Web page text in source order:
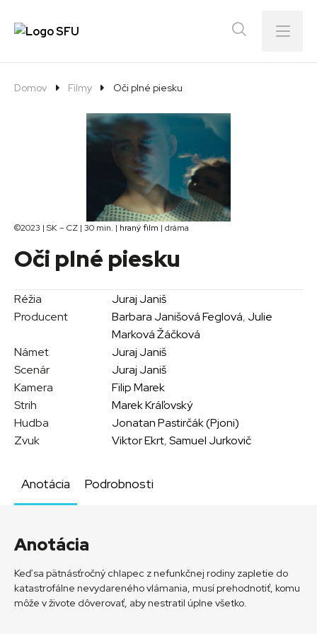
Menu
Domov Filmy Oči plné piesku
©2023 | SK – CZ | 30 min. | hraný film | dráma
Oči plné piesku
Réžia
Juraj Janiš
Producent
Barbara Janišová Feglová, Julie
Marková Žáčková
Námet
Juraj Janiš
Scenár
Juraj Janiš
Kamera
Filip Marek
Strih
Marek Kráľovský
Hudba
Jonatan Pastirčák (Pjoni)
Zvuk
Viktor Ekrt,Samuel Jurkovič
Anotácia Podrobnosti
Anotácia
Keď sa pätnásťročný chlapec z nefunkčnej rodiny zapletie do
katastrofálne nevydareného vlámania, musí prehodnotiť, komu
môže v živote dôverovať, aby nestratil úplne všetko.